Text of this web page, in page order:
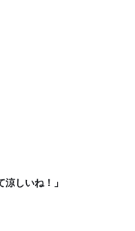
涼しいね！」